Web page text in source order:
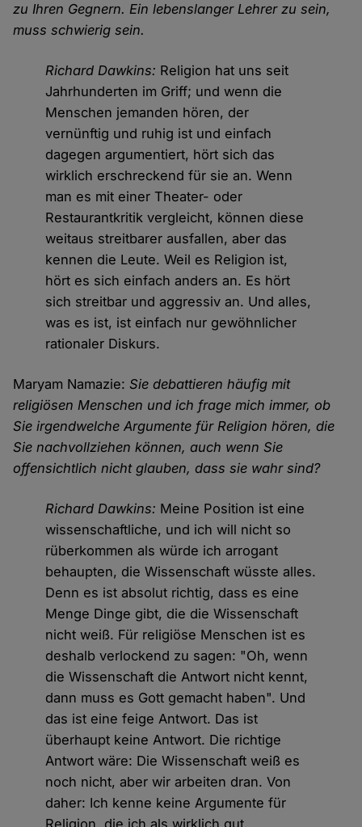
zu Ihren Gegnern. Ein lebenslanger Lehrer zu sein,
muss schwierig sein.
Richard Dawkins: Religion hat uns seit
Jahrhunderten im Griff; und wenn die
Menschen jemanden hören, der
vernünftig und ruhig ist und einfach
dagegen argumentiert, hört sich das
wirklich erschreckend für sie an. Wenn
man es mit einer Theater- oder
Restaurantkritik vergleicht, können diese
weitaus streitbarer ausfallen, aber das
kennen die Leute. Weil es Religion ist,
hört es sich einfach anders an. Es hört
sich streitbar und aggressiv an. Und alles,
was es ist, ist einfach nur gewöhnlicher
rationaler Diskurs.
Maryam Namazie:Sie debattieren häufig mit
religiösen Menschen und ich frage mich immer, ob
Sie irgendwelche Argumente für Religion hören, die
Sie nachvollziehen können, auch wenn Sie
offensichtlich nicht glauben, dass sie wahr sind?
Richard Dawkins: Meine Position ist eine
wissenschaftliche, und ich will nicht so
rüberkommen als würde ich arrogant
behaupten, die Wissenschaft wüsste alles.
Denn es ist absolut richtig, dass es eine
Menge Dinge gibt, die die Wissenschaft
nicht weiß. Für religiöse Menschen ist es
deshalb verlockend zu sagen: "Oh, wenn
die Wissenschaft die Antwort nicht kennt,
dann muss es Gott gemacht haben". Und
das ist eine feige Antwort. Das ist
überhaupt keine Antwort. Die richtige
Antwort wäre: Die Wissenschaft weiß es
noch nicht, aber wir arbeiten dran. Von
daher: Ich kenne keine Argumente für